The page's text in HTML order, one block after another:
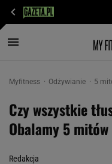
Myfitness Odżywianie 5
Czy wszystkie
Obalamy 5
Redakcja